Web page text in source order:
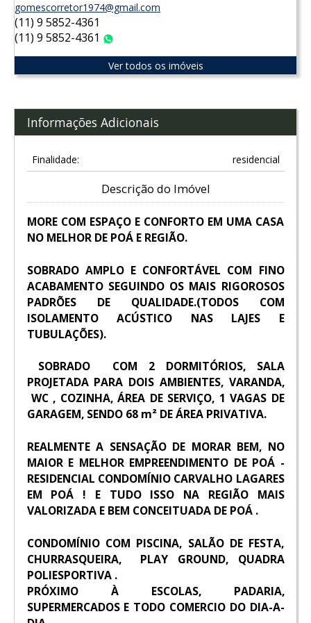
gomescorretor1974@gmail.com
(11) 9 5852-4361
(11) 9 5852-4361
Ver todos os imóveis
Informações Adicionais
Finalidade: residencial
Descrição do Imóvel
MORE COM ESPAÇO E CONFORTO EM UMA CASA
NO MELHOR DE POÁ E REGIÃO.
SOBRADO AMPLO E CONFORTÁVEL COM FINO
ACABAMENTO SEGUINDO OS MAIS RIGOROSOS
PADRÕES DE QUALIDADE.(TODOS COM
ISOLAMENTO ACÚSTICO NAS LAJES E
TUBULAÇÕES).
SOBRADOCOM 2 DORMITÓRIOS, SALA
PROJETADA PARA DOIS AMBIENTES, VARANDA,
WC , COZINHA, ÁREA DE SERVIÇO, 1 VAGAS DE
GARAGEM, SENDO 68 m² DE ÁREA PRIVATIVA.
REALMENTE A SENSAÇÃO DE MORAR BEM, NO
MAIOR E MELHOR EMPREENDIMENTO DE POÁ -
RESIDENCIAL CONDOMÍNIO CARVALHO LAGARES
EM POÁ ! E TUDO ISSO NA REGIÃO MAIS
VALORIZADA E BEM CONCEITUADA DE POÁ .
CONDOMÍNIO COM PISCINA, SALÃO DE FESTA,
CHURRASQUEIRA, PLAY GROUND, QUADRA
POLIESPORTIVA .
PRÓXIMO À ESCOLAS, PADARIA,
SUPERMERCADOS E TODO COMERCIO DO DIA-A-